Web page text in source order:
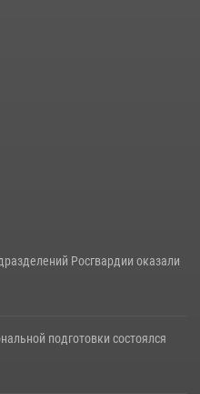
в грабеже
и СОБР Росгвардии
Росгвардии оказали
подготовки состоялся